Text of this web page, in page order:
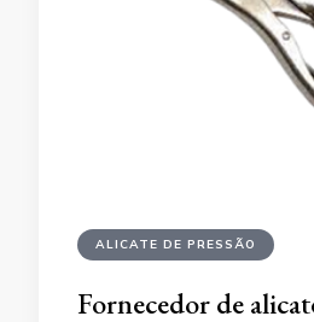
ALICATE DE PRESSÃO
Fornecedor de